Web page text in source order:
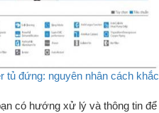
tủ đứng: nguyên nhân cách khắc
có hướng xử lý và thông tin để